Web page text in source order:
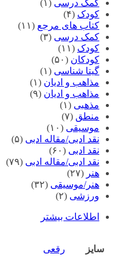
کمک درسی (۱)
کودک (۴)
کتاب های مرجع (۱۱)
کمک درسی (۳)
کودک (۱۱)
کودکان (۵۰)
گیتا شناسی (۱)
مذاهب و ادیان (۱)
مذاهب و ادیان (۹)
مذهبی (۱)
منطق (۷)
موسیقی (۱۰)
نقد ادبی/مقاله ادبی (۵)
نقد ادبی (۶۰)
نقد ادبی/مقاله ادبی (۷۹)
هنر (۲۷)
هنر/موسیقی (۳۲)
ورزشی (۲)
اطلاعات بیشتر
سایز رقعی